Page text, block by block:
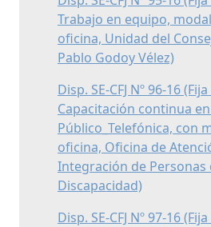
Trabajo en equipo,
oficina, Unidad del
Pablo Godoy Vélez)
Disp. SE-CFJ Nº 96-16
Capacitación continua
Público_Telefónica, con
oficina, Oficina de
Integración de Personas
Discapacidad)
Disp. SE-CFJ Nº 97-16